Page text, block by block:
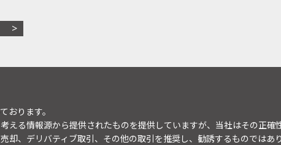
おります。
える情報源から提供されたものを提供していますが、当社はその正
却、デリバティブ取引、その他の取引を推奨し、勧誘するものではあ